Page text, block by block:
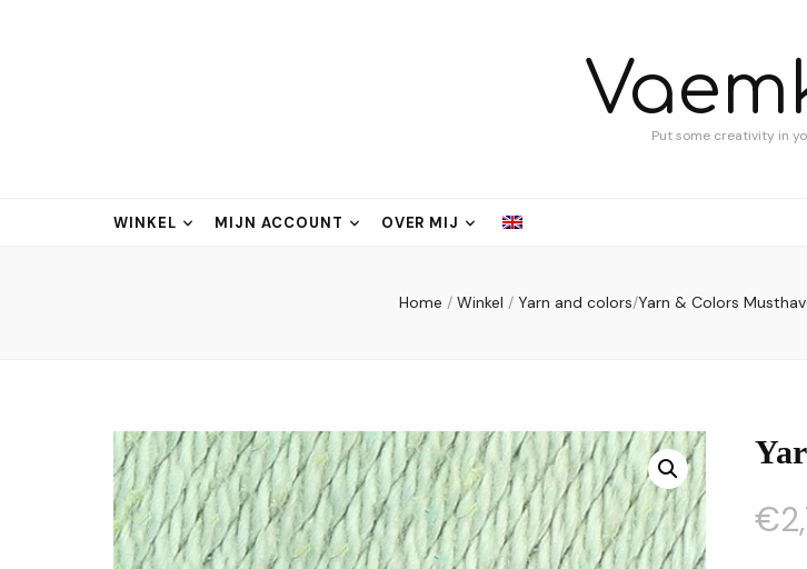
Put some creativity in
WINKEL MIJN ACCOUNT OVER MIJ
Home / Winkel / Yarn and colors/Yarn & Colors
€